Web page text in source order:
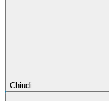
Chiudi